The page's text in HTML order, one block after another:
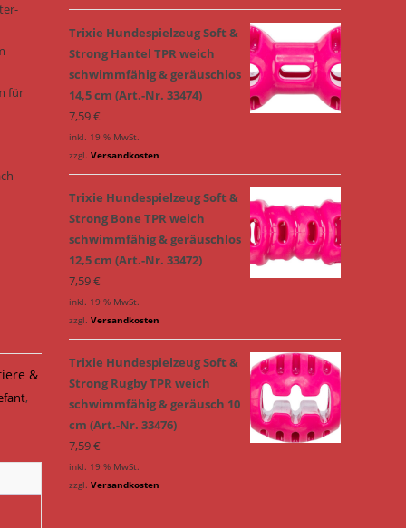
für
&
,
Trixie Hundespielzeug Soft &
Strong Hantel TPR weich
schwimmfähig & geräuschlos
14,5 cm (Art.-Nr. 33474)
7,59€
inkl. 19 % MwSt.
zzgl. Versandkosten
Trixie Hundespielzeug Soft &
Strong Bone TPR weich
schwimmfähig & geräuschlos
12,5 cm (Art.-Nr. 33472)
7,59€
inkl. 19 % MwSt.
zzgl. Versandkosten
Trixie Hundespielzeug Soft &
Strong Rugby TPR weich
schwimmfähig & geräusch 10
cm (Art.-Nr. 33476)
7,59€
inkl. 19 % MwSt.
zzgl. Versandkosten